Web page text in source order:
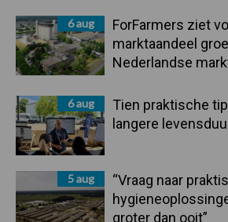
6 aug
ForFarmers ziet
marktaandeel
Nederlandse
6 aug
Tien praktische
langere
5 aug
“Vraag naar
groter dan ooit”